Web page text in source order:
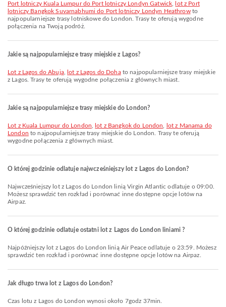
Port lotniczy Kuala Lumpur do Port lotniczy Londyn Gatwick
lot z Port
lotniczy Bangkok Suvarnabhumi do Port lotniczy Londyn Heathrowto
najpopularniejsze trasy lotniskowe do London. Trasy te oferują wygodne
połączenia na Twoją podróż.
Jakie są najpopularniejsze trasy miejskie z Lagos?
lot z Lagos do Abuja, lot z Lagos do Dohato najpopularniejsze trasy miejskie
z Lagos. Trasy te oferują wygodne połączenia z głównych miast.
Jakie są najpopularniejsze trasy miejskie do London?
lot z Kuala Lumpur do London lot z Bangkok do London
lot z Manama do
London to najpopularniejsze trasy miejskie do London. Trasy te oferują
wygodne połączenia z głównych miast.
O której godzinie odlatuje najwcześniejszy lot z Lagos do London?
Najwcześniejszy lot z Lagos do London linią Virgin Atlantic odlatuje o 09:00.
Możesz sprawdzić ten rozkład i porównać inne dostępne opcje lotów na
Airpaz.
O której godzinie odlatuje ostatni lot z Lagos do London liniami ?
Najpóźniejszy lot z Lagos do London linią Air Peace odlatuje o 23:59. Możesz
sprawdzić ten rozkład i porównać inne dostępne opcje lotów na Airpaz.
Jak długo trwa lot z Lagos do London?
Czas lotu z Lagos do London wynosi około 7godz 37min.